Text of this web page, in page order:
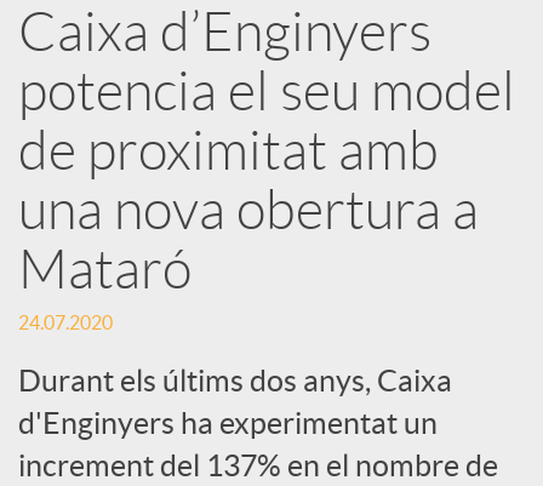
r
x
e
s
S
o
Caixa d’Enginyers
potencia el seu model
de proximitat amb
una nova obertura a
Mataró
24.07.2020
Durant els últims dos anys, Caixa
d'Enginyers ha experimentat un
increment del 137% en el nombre de